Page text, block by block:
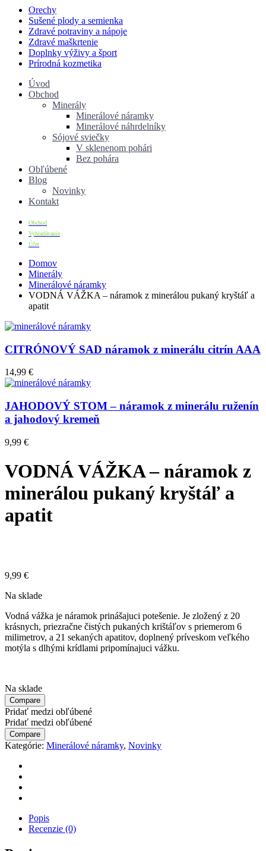
Orechy
Sušené plody a semienka
Zdravé potraviny a nápoje
Zdravé maškrtenie
Doplnky výživy a šport
Prírodná kozmetika
Úvod
Obchod
Minerály
Minerálové náramky
Minerálové náhrdelníky
Sójové sviečky
V sklenenom pohári
Bez pohára
Obľúbené
Blog
Novinky
Kontakt
Obchod
Vyhladávanie
Účet
Domov
Minerály
Minerálové náramky
VODNÁ VÁŽKA – náramok z minerálou pukaný kryštáľ a
apatit
CITRÓNOVÝ SAD náramok z minerálu citrín AAA
14,99 €
JAHODOVÝ STOM – náramok z minerálu ruženín
a jahodový kremeň
9,99 €
VODNÁ VÁŽKA – náramok z
minerálou pukaný kryštáľ a
apatit
9,99 €
Na sklade
Vodná vážka je náramok prinášajuci potešenie. Je zložený z 20
krásnych, priezračne čistých pukaných krištáľov s priemerom 6
milimetrov, a 21 sekaných apatitov, doplnený príveskom veľkého
motýla s dlhými krídlami pripomínajuci vážku.
Na sklade
Compare
Pridať medzi obľúbené
Pridať medzi obľúbené
Compare
Kategórie: Minerálové náramky, Novinky
Popis
Recenzie (0)